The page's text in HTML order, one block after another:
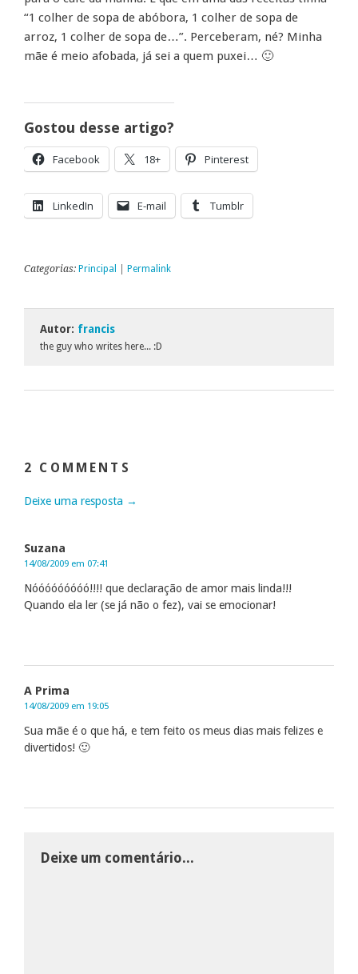
“1 colher de sopa de abóbora, 1 colher de sopa de
arroz, 1 colher de sopa de…”. Perceberam, né? Minha
mãe é meio afobada, já sei a quem puxei… 🙂
Gostou desse artigo?
Facebook 18+ Pinterest
LinkedIn E-mail Tumblr
Categorias: Principal Permalink
Autor: francis
the guy who writes here... :D
2 COMMENTS
Deixe uma resposta →
Suzana
14/08/2009 em 07:41
Nóóóóóóóóó!!!! que declaração de amor mais linda!!!
Quando ela ler (se já não o fez), vai se emocionar!
A Prima
14/08/2009 em 19:05
Sua mãe é o que há, e tem feito os meus dias mais felizes e
divertidos! 🙂
Deixe um comentário...